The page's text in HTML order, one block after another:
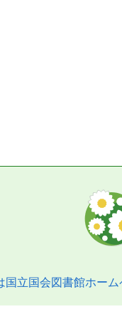
国立国会図書館ホーム